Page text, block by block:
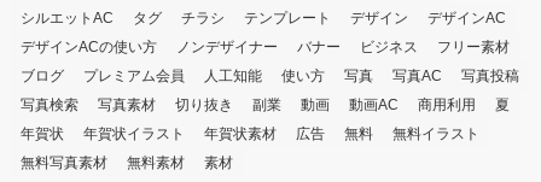
シルエットAC
タグ チラシ テンプレート デザイン
デザインAC
デザインACの使い方
ノンデザイナー バナー ビジネス
フリー素材
ブログ
プレミアム会員 人工知能 使い方 写真 写真AC
写真投稿
写真検索
写真素材 切り抜き 副業 動画 動画AC 商用利用
夏
年賀状
年賀状イラスト 年賀状素材 広告 無料
無料イラスト
無料写真素材
無料素材 素材